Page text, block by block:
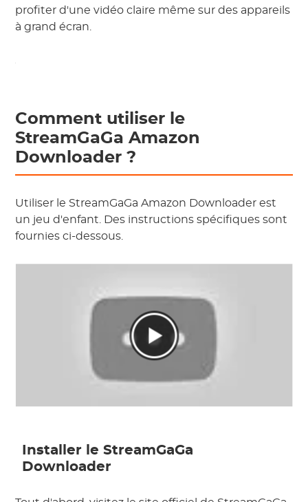
profiter d'une vidéo claire même sur des appareils
à grand écran.
Comment utiliser le
StreamGaGa Amazon
Downloader ?
Utiliser le StreamGaGa Amazon Downloader est
un jeu d'enfant. Des instructions spécifiques sont
fournies ci-dessous.
Installer le StreamGaGa
Downloader